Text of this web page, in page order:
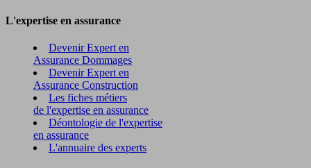
L'expertise en assurance
Devenir Expert en
Assurance Dommages
Devenir Expert en
Assurance Construction
Les fiches métiers
de l'expertise en assurance
Déontologie de l'expertise
en assurance
L'annuaire des experts